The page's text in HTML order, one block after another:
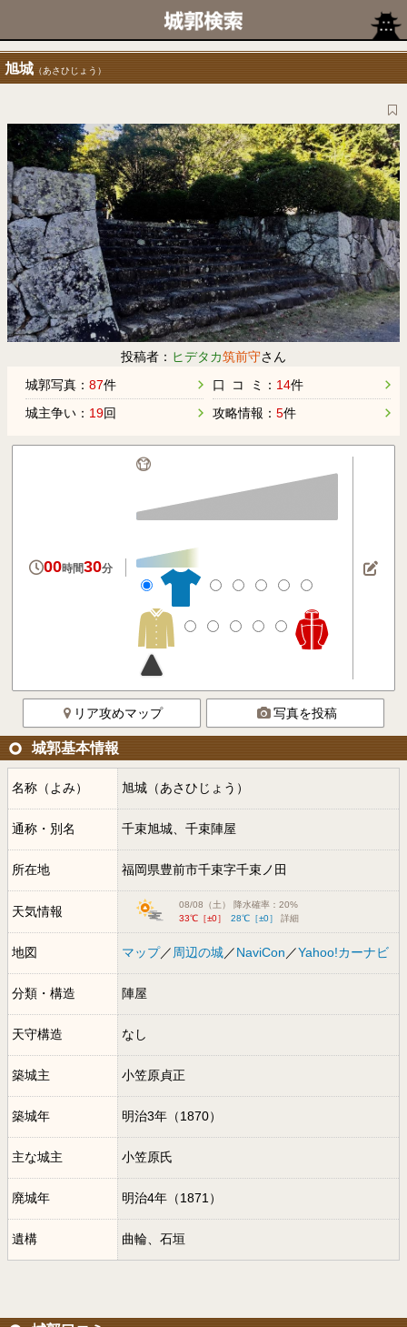
旭城 （あさひじょう）
投稿者： ヒデタカ筑前守さん
城郭写真： 87件
城主争い： 19回
口 コ ミ： 14件
攻略情報： 5件
00時間30分
リア攻めマップ 写真を投稿
城郭基本情報
名称（よみ） 旭城（あさひじょう）
通称・別名 千束旭城、千束陣屋
所在地 福岡県豊前市千束字千束ノ田
天気情報
08/08（土） 降水確率：20%
33℃［±0］
28℃［±0］ 詳細
地図 マップ／ 周辺の城／NaviCon ／Yahoo!カーナビ
分類・構造 陣屋
天守構造 なし
築城主 小笠原貞正
築城年 明治3年（1870）
主な城主 小笠原氏
廃城年 明治4年（1871）
遺構 曲輪、石垣